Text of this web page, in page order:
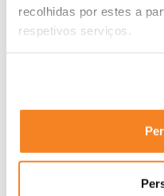
recolhidas por estes a
respetivos serviços.